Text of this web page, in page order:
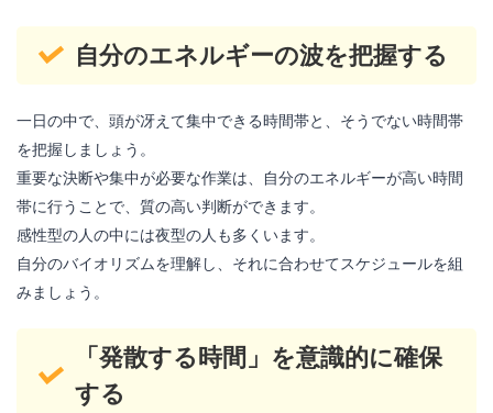
自分のエネルギーの波を把握する
一日の中で、頭が冴えて集中できる時間帯と、そうでない時間帯
を把握しましょう。
重要な決断や集中が必要な作業は、自分のエネルギーが高い時間
帯に行うことで、質の高い判断ができます。
感性型の人の中には夜型の人も多くいます。
自分のバイオリズムを理解し、それに合わせてスケジュールを組
みましょう。
「発散する時間」を意識的に確保
する